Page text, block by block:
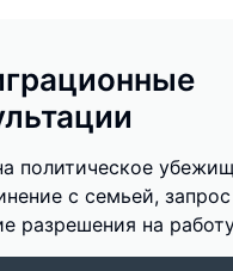
политическое
с семьей,
разрешения на